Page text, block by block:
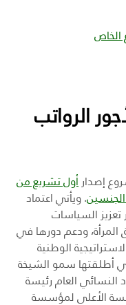
الخاص
الرواتب
أول تشريع من
الجنسين. ويأتي اعتماد
السياسات
المرأة، ودعم دورها في
الوطنية
للأعوام 2015-2021 والتي أطلقتها سمو الشيخة
النسائي العام رئيسة
الأعلى لمؤسسة